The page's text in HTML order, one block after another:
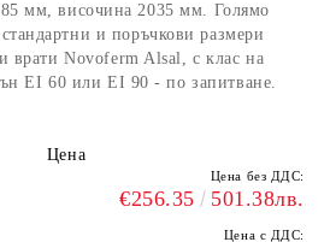
мм, височина 2035 мм. Голямо
и поръчкови размери
врати Novoferm Alsal, с клас на
EI 60 или EI 90 - по запитване.
Цена
Цена без ДДС:
€256.35 501.38лв.
Цена с ДДС: